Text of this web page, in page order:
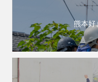
熊本好